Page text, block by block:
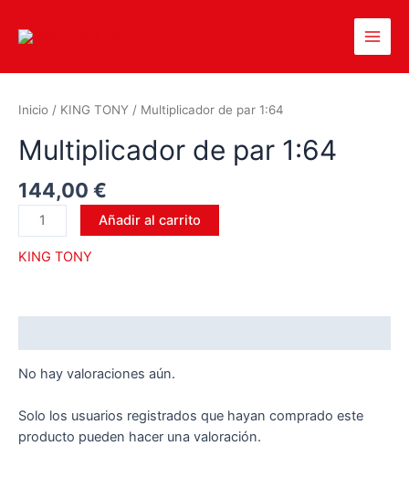
Inicio / KING TONY / Multiplicador de par 1:64
Multiplicador de par 1:64
144,00 €
Añadir al carrito
KING TONY
No hay valoraciones aún.
Solo los usuarios registrados que hayan comprado este
producto pueden hacer una valoración.